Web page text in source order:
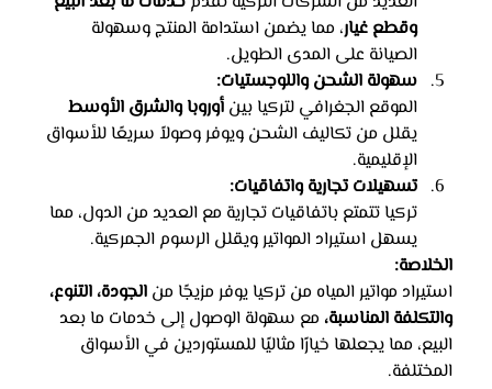
وقطع غيار، مما يضمن استدامة المنتج وسهولة
الصيانة على المدى الطويل.
سهولة الشحن واللوجستيات:
الموقع الجغرافي لتركيا بين أوروبا والشرق الأوسط
يقلل من تكاليف الشحن ويوفر وصولاً سريعًا للأسواق
الإقليمية.
تسهيلات تجارية واتفاقيات:
تركيا تتمتع باتفاقيات تجارية مع العديد من الدول، مما
يسهل استيراد المواتير ويقلل الرسوم الجمركية.
الخلاصة:
استيراد مواتير المياه من تركيا يوفر مزيجًا من الجودة، التنوع،
والتكلفة المناسبة، مع سهولة الوصول إلى خدمات ما بعد
البيع، مما يجعلها خيارًا مثاليًا للمستوردين في الأسواق
المختلفة.